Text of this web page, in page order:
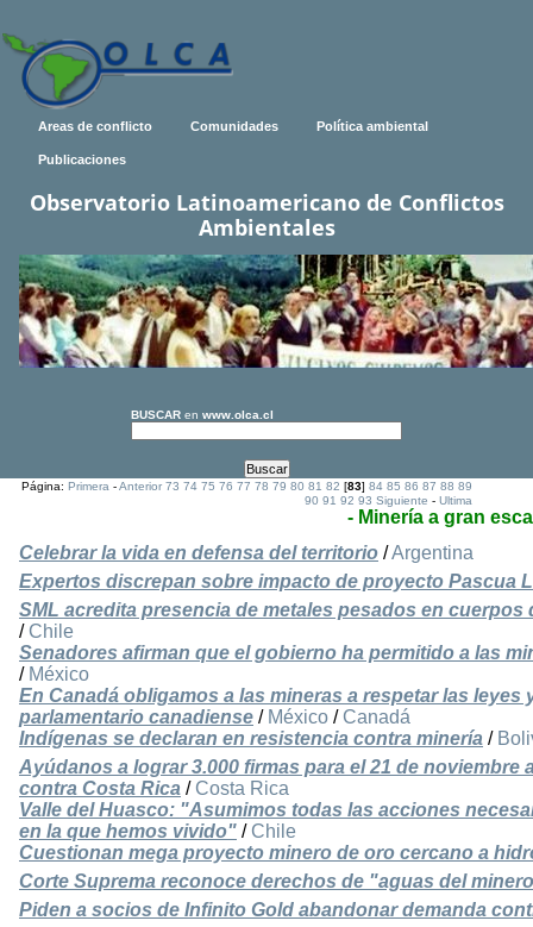
Areas de conflicto Comunidades Política ambiental
Publicaciones
Observatorio Latinoamericano de Conflictos
Ambientales
BUSCAR en www.olca.cl
Página:Primera -Anterior 73 74 75 76 77 78 79 80 81 82 [83]84 85 86 87 88 89
90 91 92 93 Siguiente -Ultima
- Minería a gran
Celebrar la vida en defensa del territorio /Argentina
Expertos discrepan sobre impacto de proyecto Pascua
SML acredita presencia de metales pesados en
/ Chile
Senadores afirman que el gobierno ha permitido a las
/ México
En Canadá obligamos a las mineras a respetar las leyes
parlamentario canadiense / México / Canadá
Indígenas se declaran en resistencia contra minería /
Ayúdanos a lograr 3.000 firmas para el 21 de noviembre
contra Costa Rica / Costa Rica
Valle del Huasco: "Asumimos todas las acciones
en la que hemos vivido" / Chile
Cuestionan mega proyecto minero de oro cercano a
Corte Suprema reconoce derechos de "aguas del
Piden a socios de Infinito Gold abandonar demanda